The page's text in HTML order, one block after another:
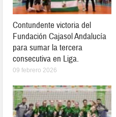
Contundente victoria del
Fundación Cajasol Andalucía
para sumar la tercera
consecutiva en Liga.
09 febrero 2026